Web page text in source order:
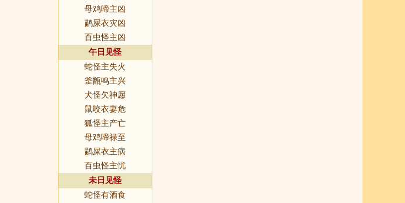
母鸡啼主凶
鹋屎衣灾凶
百虫怪主凶
午日见怪
蛇怪主失火
釜甑鸣主兴
犬怪欠神愿
鼠咬衣妻危
狐怪主产亡
母鸡啼禄至
鹋屎衣主病
百虫怪主忧
未日见怪
蛇怪有酒食